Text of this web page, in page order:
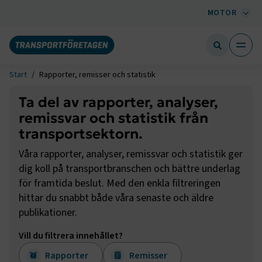
MOTOR
Start Rapporter, remisser och statistik
Ta del av rapporter, analyser,
remissvar och statistik från
transportsektorn.
Våra rapporter, analyser, remissvar och statistik ger
dig koll på transportbranschen och bättre underlag
för framtida beslut. Med den enkla filtreringen
hittar du snabbt både våra senaste och äldre
publikationer.
Vill du filtrera innehållet?
Rapporter
Remisser